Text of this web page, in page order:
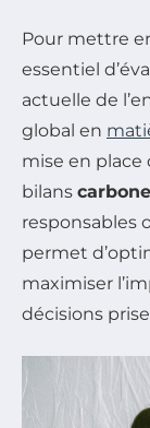
Pour mettre
essentiel
actuelle de
global en
mise en place
bilans carbone
responsables
permet
maximiser
décisions